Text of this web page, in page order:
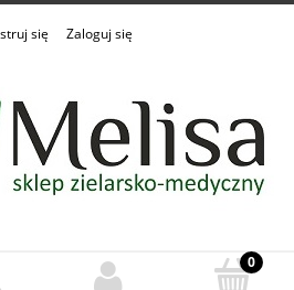
się Zaloguj się